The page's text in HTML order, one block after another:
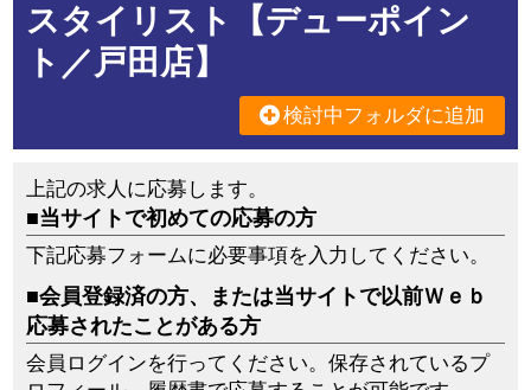
スタイリスト【デューポイン
ト／戸田店】
検討中フォルダに追加
上記の求人に応募します。
■当サイトで初めての応募の方
下記応募フォームに必要事項を入力してください。
■会員登録済の方、または当サイトで以前Ｗｅｂ
応募されたことがある方
会員ログインを行ってください。保存されているプ